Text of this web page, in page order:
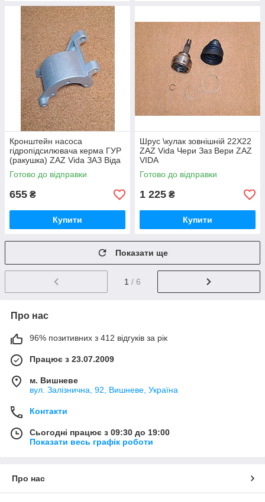
Кронштейн насоса
гідропідсилювача керма ГУР
(ракушка) ZAZ Vida ЗАЗ Віда
Готово до відправки
655 ₴
Купити
Шрус \кулак зовнішній 22Х22
ZAZ Vida Чери Заз Вери ZAZ
VIDA
Готово до відправки
1 225 ₴
Купити
Показати ще
1 / 6
Про нас
96% позитивних з 412 відгуків за рік
Працює з 23.07.2009
м. Вишневе
вул. Залізнична, 92, Вишневе, Україна
Контакти
Сьогодні працює з 09:30 до 19:00
Показати весь графік роботи
Про нас